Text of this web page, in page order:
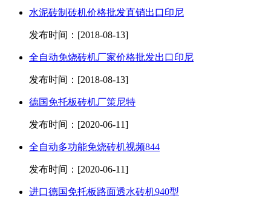
水泥砖制砖机价格批发直销出口印尼
发布时间：[2018-08-13]
全自动免烧砖机厂家价格批发出口印尼
发布时间：[2018-08-13]
德国免托板砖机厂策尼特
发布时间：[2020-06-11]
全自动多功能免烧砖机视频844
发布时间：[2020-06-11]
进口德国免托板路面透水砖机940型